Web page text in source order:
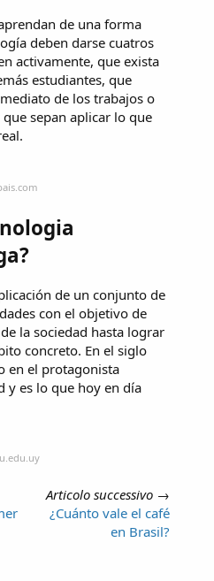
de una forma
deben darse cuatros
activamente, que exista
estudiantes, que
de los trabajos o
sepan aplicar lo que
de un conjunto de
con el objetivo de
la sociedad hasta lograr
concreto. En el siglo
en el protagonista
y es lo que hoy en día
Articolo successivo →
¿Cuánto vale el café
en Brasil?